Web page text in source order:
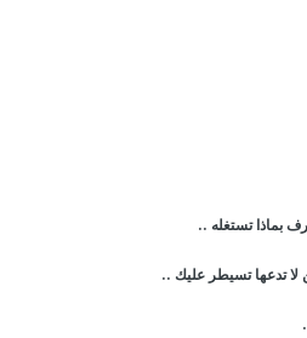
بماذا تستغله ..
لا تدعها تسيطر عليك ..